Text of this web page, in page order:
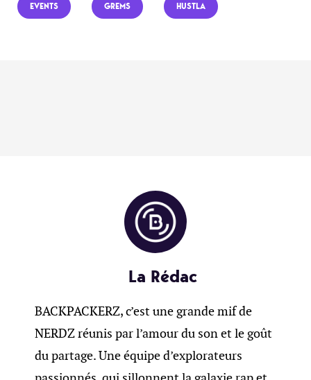
EVENTS GREMS HUSTLA
La Rédac
BACKPACKERZ, c’est une grande mif de
NERDZ réunis par l’amour du son et le goût
du partage. Une équipe d’explorateurs